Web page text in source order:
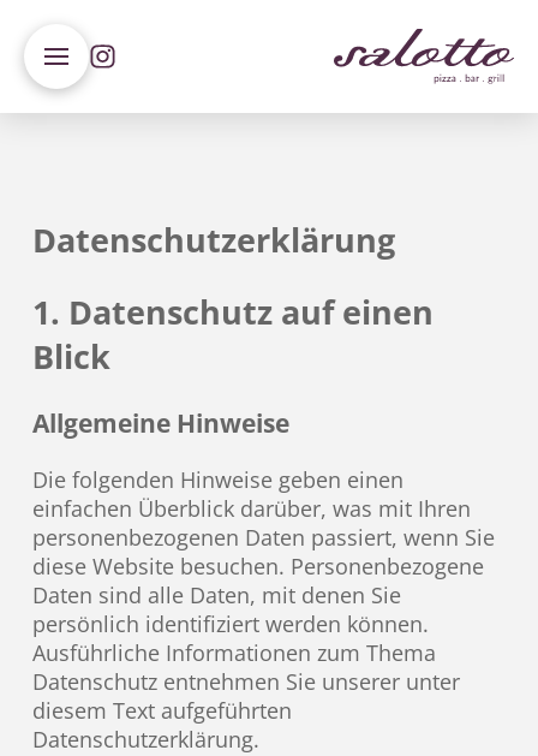
Datenschutz­erklärung
1. Datenschutz auf einen
Blick
Allgemeine Hinweise
Die folgenden Hinweise geben einen
einfachen Überblick darüber, was mit Ihren
personenbezogenen Daten passiert, wenn Sie
diese Website besuchen. Personenbezogene
Daten sind alle Daten, mit denen Sie
persönlich identifiziert werden können.
Ausführliche Informationen zum Thema
Datenschutz entnehmen Sie unserer unter
diesem Text aufgeführten
Datenschutzerklärung.